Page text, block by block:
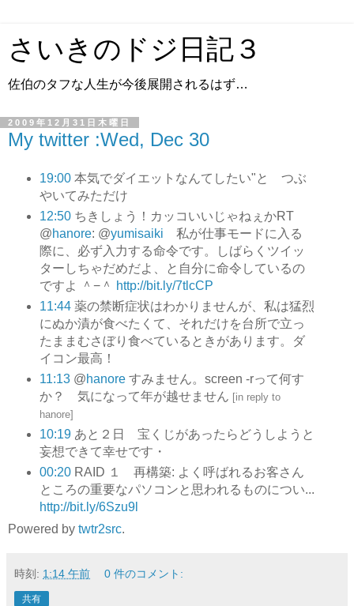
さいきのドジ日記３
佐伯のタフな人生が今後展開されるはず…
2009年12月31日木曜日
My twitter :Wed, Dec 30
19:00 本気でダイエットなんてしたい"と つぶ
やいてみただけ
12:50 ちきしょう！カッコいいじゃねぇかRT
@hanore: @yumisaiki 私が仕事モードに入る
際に、必ず入力する命令です。しばらくツイッ
ターしちゃだめだよ、と自分に命令しているの
ですよ ＾−＾
http://bit.ly/7tlcCP
11:44 薬の禁断症状はわかりませんが、私は猛烈
にぬか漬が食べたくて、それだけを台所で立っ
たままむさぼり食べているときがあります。ダ
イコン最高！
11:13 @hanoreすみません。screen -rって何す
か？ 気になって年が越せません [in reply to
hanore]
10:19 あと２日 宝くじがあったらどうしようと
妄想できて幸せです・
00:20 RAID １ 再構築: よく呼ばれるお客さん
ところの重要なパソコンと思われるものについ...
http://bit.ly/6Szu9l
Powered by twtr2src.
時刻: 1:14 午前 0 件のコメント:
共有